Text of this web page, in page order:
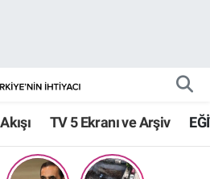
TV 5 Ekranı ve Arşiv